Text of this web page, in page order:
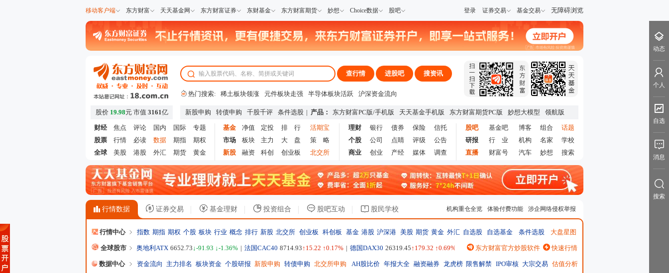
移动客户端 东方财富 天天基金网 东方财富证券 东财基金 东方财富期货 妙想 Choice数据 股吧 登录 证券交易 基金交易 无障碍浏览
查行情 进股吧 搜资讯
热门搜索: 稀土板块领涨 元件板块走强 半导体板块活跃
沪深资金流向
上市公司限售股解禁一览
昨日涨停
股价 19.98元 市值 3161亿 新股申购 转债申购 千股千评 条件选股 | 产品： 东方财富PC版/手机版 天天基金手机版 东方财富期货PC版 妙想大模型 领航版
财经 焦点 评论 国内 国际
专题
股票
行情 必读 数据 期指
期权
全球
美股 港股 外汇 期货 黄金
基金 净值 定投 排 行
活期宝
市场
板块 主力 大 盘
策 略
新股
融资 科创 创业板 北交所
理财 银行 债券 保险
信托
个股
公司 点睛 评级
公告
商业
创业 产经 媒体 调查
股吧 基金吧 博客 组合
话题
研报
行 业 机构 名家
学校
直播
财富号 汽车 妙想 搜索
行情数据 证券交易 基金理财 投资组合 股吧互动 股民学校 机构重仓全览 体验付费功能 涉企网络侵权举报
行情中心 指数 期指 期权 个股 板块 行业 概念 排行 新股 北交所 创业板 科创板 基金 港股 沪深港 美股 期货 黄金 外汇 自选股 自选基金 条件选股 大盘星图
全球股市 奥地利ATX 6652.73↓-91.93 ↓-1.36% | 法国CAC40 8714.93↑15.22 ↑0.17% | 德国DAX30 26319.45↑179.32 ↑0.69% 恒生指数 25668.03↑137.75 ↑0.54% | 日经225
东方财富官方炒股软件 快速行情
数据中心 资金流向 主力排名 板块资金 个股研报 新股申购 转债申购 北交所申购 AH股比价 年报大全 融资融券 龙虎榜 限售解禁 IPO审核 大宗交易 估值分析
动态
个人
自选
消息
搜索